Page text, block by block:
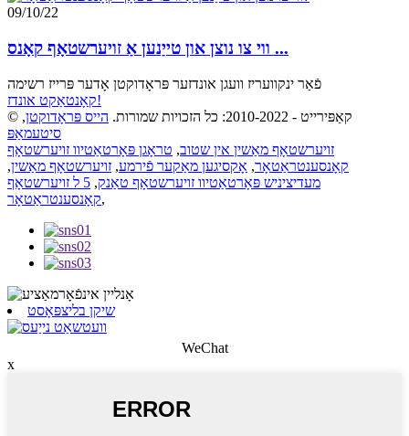
09/10/22
ווי צו נוצן און טייַנען אַ זויערשטאָף קאָנס ...
פֿאַר ינקוועריז וועגן אונדזער פּראָדוקטן אָדער פּרייז רשימה
קאָנטאַקט אונדז!
© קאַפּירייט - 2010-2022: כל הזכויות שמורות.
הייס פּראָדוקטן,
סיטעמאַפּ
זויערשטאָף מאַשין אין שטוב, טראָגן פּאָרטאַטיוו זויערשטאָף
קאָנסענטראַטאָר, אָקסיגען מאַקער פֿירמע, זויערשטאָף מאַשין,
מעדיציניש פּאָרטאַטיוו זויערשטאָף טאַנק,
5 ל זויערשטאָף
קאָנסענטראַטאָר,
שיקן בליצפּאָסט
WeChat
x